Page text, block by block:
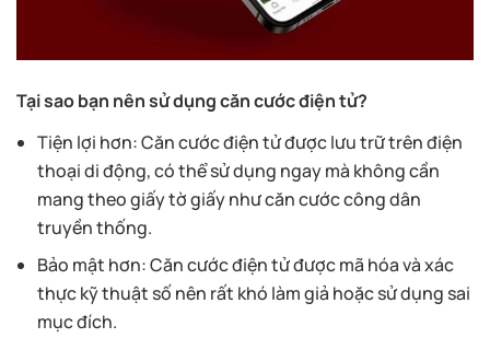
Tại sao bạn nên sử dụng căn cước điện tử?
Tiện lợi hơn: Căn cước điện tử được lưu trữ trên điện
thoại di động, có thể sử dụng ngay mà không cần
mang theo giấy tờ giấy như căn cước công dân
truyền thống.
Bảo mật hơn: Căn cước điện tử được mã hóa và xác
thực kỹ thuật số nên rất khó làm giả hoặc sử dụng sai
mục đích.